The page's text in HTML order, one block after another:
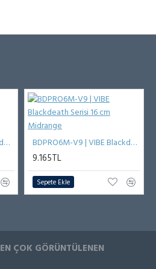
BDPRO8M-V1 | VIBE Blackdeath Serisi 20 cm Midrange BDPRO6M-V9 | VIBE Blackdeath Serisi 16 cm Midrange
9.165TL
Sepete Ekle
EN ÇOK GÖRÜNTÜLENEN